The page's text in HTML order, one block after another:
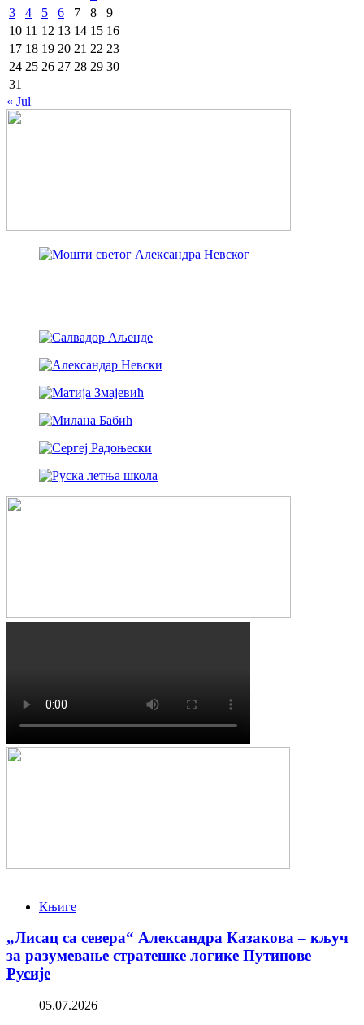
3
4 5 6 7 8
9
10 11 12 13 14 15 16
17 18 19 20 21 22 23
24 25 26 27 28 29 30
31
« Jul
Књиге
„Лисац са севера“ Александра Казакова – кључ
за разумевање стратешке логике Путинове
Русије
05.07.2026